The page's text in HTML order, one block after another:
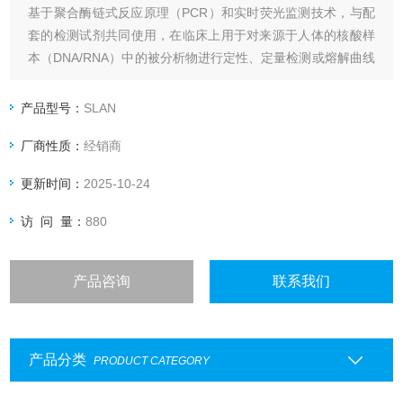
基于聚合酶链式反应原理（PCR）和实时荧光监测技术，与配
套的检测试剂共同使用，在临床上用于对来源于人体的核酸样
本（DNA/RNA）中的被分析物进行定性、定量检测或熔解曲线
产品型号： SLAN
厂商性质：经销商
更新时间： 2025-10-24
访 问 量：880
产品咨询 联系我们
产品分类 PRODUCT CATEGORY